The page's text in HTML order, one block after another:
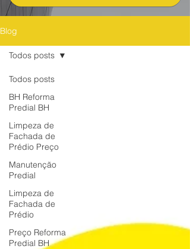
Blog
Todos posts
BH Reforma
Predial BH
Limpeza de
Fachada de
Prédio Preço
Manutenção
Predial
Limpeza de
Fachada de
Prédio
Preço Reforma
Predial BH
Todos posts